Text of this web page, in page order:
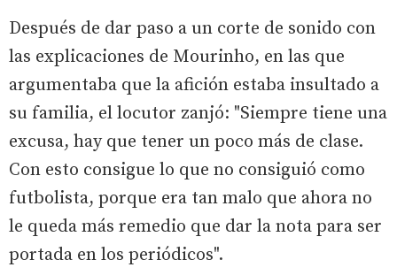
Después de dar paso a un corte de sonido con
las explicaciones de Mourinho, en las que
argumentaba que la afición estaba insultado a
su familia, el locutor zanjó: "Siempre tiene una
excusa, hay que tener un poco más de clase.
Con esto consigue lo que no consiguió como
futbolista, porque era tan malo que ahora no
le queda más remedio que dar la nota para ser
portada en los periódicos".